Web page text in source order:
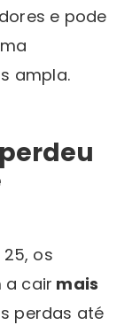
e pode
ampla.
os
a cair mais
perdas até